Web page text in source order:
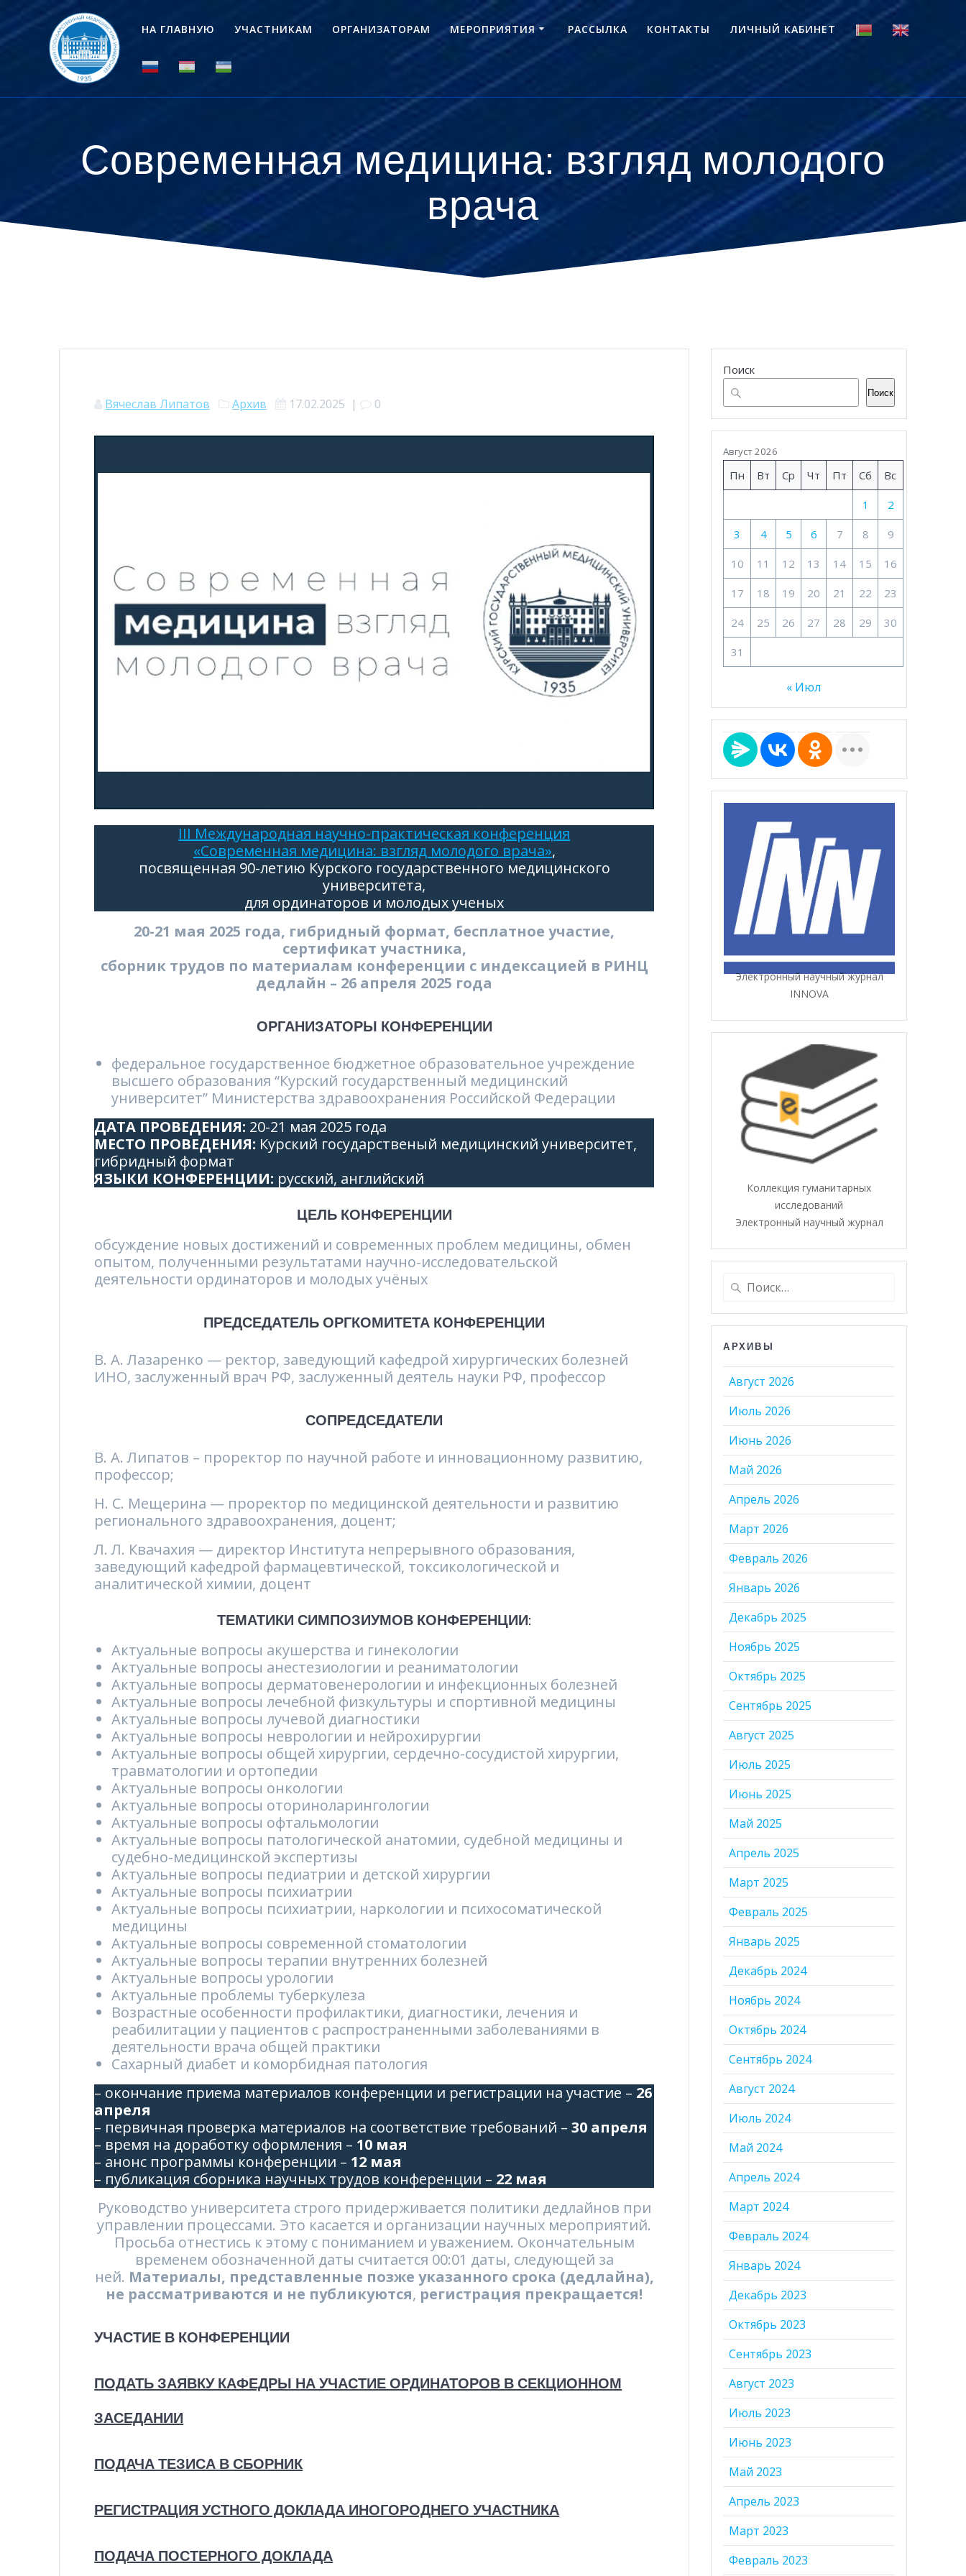
контенту
НА ГЛАВНУЮ УЧАСТНИКАМ ОРГАНИЗАТОРАМ МЕРОПРИЯТИЯ РАССЫЛКА КОНТАКТЫ ЛИЧНЫЙ КАБИНЕТ
Современная медицина: взгляд молодого
врача
Вячеслав Липатов Архив 17.02.2025 | 0
III Международная научно-практическая конференция
«Современная медицина: взгляд молодого врача»,
посвященная 90-летию Курского государственного медицинского
университета,
для ординаторов и молодых ученых
20-21 мая 2025 года, гибридный формат, бесплатное участие,
сертификат участника,
сборник трудов по материалам конференции с индексацией в РИНЦ
дедлайн – 26 апреля 2025 года
ОРГАНИЗАТОРЫ КОНФЕРЕНЦИИ
федеральное государственное бюджетное образовательное учреждение
высшего образования “Курский государственный медицинский
университет” Министерства здравоохранения Российской Федерации
ДАТА ПРОВЕДЕНИЯ: 20-21 мая 2025 года
МЕСТО ПРОВЕДЕНИЯ: Курский государственый медицинский университет,
гибридный формат
ЯЗЫКИ КОНФЕРЕНЦИИ: русский, английский
ЦЕЛЬ КОНФЕРЕНЦИИ
обсуждение новых достижений и современных проблем медицины, обмен
опытом, полученными результатами научно-исследовательской
деятельности ординаторов и молодых учёных
ПРЕДСЕДАТЕЛЬ ОРГКОМИТЕТА КОНФЕРЕНЦИИ
В. А. Лазаренко — ректор, заведующий кафедрой хирургических болезней
ИНО, заслуженный врач РФ, заслуженный деятель науки РФ, профессор
СОПРЕДСЕДАТЕЛИ
В. А. Липатов – проректор по научной работе и инновационному развитию,
профессор;
Н. С. Мещерина — проректор по медицинской деятельности и развитию
регионального здравоохранения, доцент;
Л. Л. Квачахия — директор Института непрерывного образования,
заведующий кафедрой фармацевтической, токсикологической и
аналитической химии, доцент
ТЕМАТИКИ СИМПОЗИУМОВ КОНФЕРЕНЦИИ:
Актуальные вопросы акушерства и гинекологии
Актуальные вопросы анестезиологии и реаниматологии
Актуальные вопросы дерматовенерологии и инфекционных болезней
Актуальные вопросы лечебной физкультуры и спортивной медицины
Актуальные вопросы лучевой диагностики
Актуальные вопросы неврологии и нейрохирургии
Актуальные вопросы общей хирургии, сердечно-сосудистой хирургии,
травматологии и ортопедии
Актуальные вопросы онкологии
Актуальные вопросы оториноларингологии
Актуальные вопросы офтальмологии
Актуальные вопросы патологической анатомии, судебной медицины и
судебно-медицинской экспертизы
Актуальные вопросы педиатрии и детской хирургии
Актуальные вопросы психиатрии
Актуальные вопросы психиатрии, наркологии и психосоматической
медицины
Актуальные вопросы современной стоматологии
Актуальные вопросы терапии внутренних болезней
Актуальные вопросы урологии
Актуальные проблемы туберкулеза
Возрастные особенности профилактики, диагностики, лечения и
реабилитации у пациентов с распространенными заболеваниями в
деятельности врача общей практики
Сахарный диабет и коморбидная патология
– окончание приема материалов конференции и регистрации на участие – 26
апреля
– первичная проверка материалов на соответствие требований –30 апреля
– время на доработку оформления – 10 мая
– анонс программы конференции – 12 мая
– публикация сборника научных трудов конференции – 22 мая
Руководство университета строго придерживается политики дедлайнов при
управлении процессами. Это касается и организации научных мероприятий.
Просьба отнестись к этому с пониманием и уважением. Окончательным
временем обозначенной даты считается 00:01 даты, следующей за
ней. Материалы, представленные позже указанного срока (дедлайна),
не рассматриваются и не публикуются, регистрация прекращается!
УЧАСТИЕ В КОНФЕРЕНЦИИ
ПОДАТЬ ЗАЯВКУ КАФЕДРЫ НА УЧАСТИЕ ОРДИНАТОРОВ В СЕКЦИОННОМ
ЗАСЕДАНИИ
ПОДАЧА ТЕЗИСА В СБОРНИК
РЕГИСТРАЦИЯ УСТНОГО ДОКЛАДА ИНОГОРОДНЕГО УЧАСТНИКА
ПОДАЧА ПОСТЕРНОГО ДОКЛАДА
Поиск
Поиск
Август 2026
Пн Вт Ср Чт Пт Сб Вс
1 2
3 4 5 6 7 8 9
10 11 12 13 14 15 16
17 18 19 20 21 22 23
24 25 26 27 28 29 30
31
« Июл
Электронный научный журнал
INNOVA
Коллекция гуманитарных
исследований
Электронный научный журнал
Найти:
АРХИВЫ
Август 2026
Июль 2026
Июнь 2026
Май 2026
Апрель 2026
Март 2026
Февраль 2026
Январь 2026
Декабрь 2025
Ноябрь 2025
Октябрь 2025
Сентябрь 2025
Август 2025
Июль 2025
Июнь 2025
Май 2025
Апрель 2025
Март 2025
Февраль 2025
Январь 2025
Декабрь 2024
Ноябрь 2024
Октябрь 2024
Сентябрь 2024
Август 2024
Июль 2024
Май 2024
Апрель 2024
Март 2024
Февраль 2024
Январь 2024
Декабрь 2023
Октябрь 2023
Сентябрь 2023
Август 2023
Июль 2023
Июнь 2023
Май 2023
Апрель 2023
Март 2023
Февраль 2023